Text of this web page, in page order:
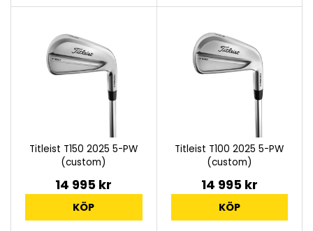
Titleist T150 2025 5-PW
(custom)
14 995 kr
KÖP
Titleist T100 2025 5-PW
(custom)
14 995 kr
KÖP